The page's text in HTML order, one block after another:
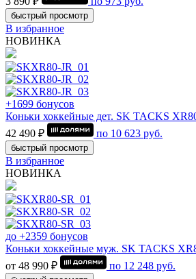
быстрый просмотр
В избранное
НОВИНКА
+1699 бонусов
Коньки хоккейные дет. SK TACKS
42 490 ₽
по 10 623 руб.
быстрый просмотр
В избранное
НОВИНКА
до +2359 бонусов
Коньки хоккейные муж. SK TACKS
от 48 990 ₽
по 12 248 руб.